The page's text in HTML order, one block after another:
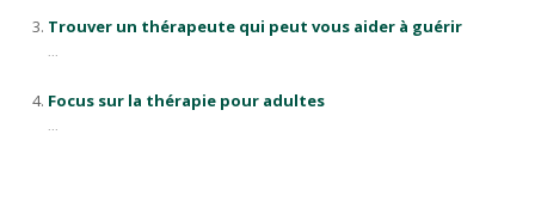
Trouver un thérapeute qui peut vous aider à guérir
...
Focus sur la thérapie pour adultes
...